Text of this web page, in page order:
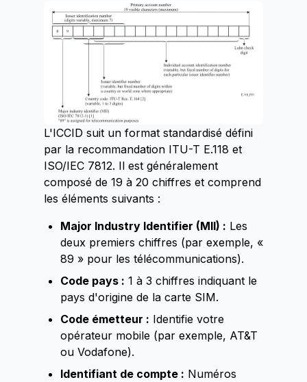
L'ICCID suit un format standardisé défini
par la recommandation ITU-T E.118 et
ISO/IEC 7812. Il est généralement
composé de 19 à 20 chiffres et comprend
les éléments suivants :
Major Industry Identifier (MII) : Les
deux premiers chiffres (par exemple, «
89 » pour les télécommunications).
Code pays : 1 à 3 chiffres indiquant le
pays d'origine de la carte SIM.
Code émetteur : Identifie votre
opérateur mobile (par exemple, AT&T
ou Vodafone).
Identifiant de compte : Numéros